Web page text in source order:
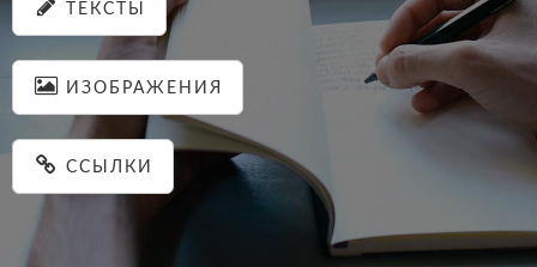
ТЕКСТЫ
ИЗОБРАЖЕНИЯ
ССЫЛКИ